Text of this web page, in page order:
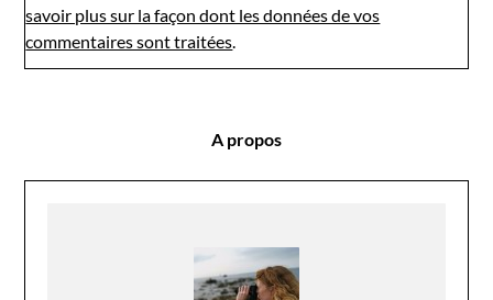
savoir plus sur la façon dont les données de vos
commentaires sont traitées.
A propos